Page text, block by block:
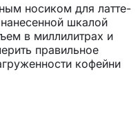
носиком для латте-
шкалой
в миллилитрах и
правильное
кофейни